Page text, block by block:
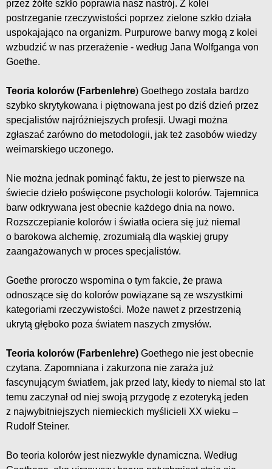
przez żółte szkło poprawia nasz nastrój. Z kolei
postrzeganie rzeczywistości poprzez zielone szkło działa
uspokajająco na organizm. Purpurowe barwy mogą z kolei
wzbudzić w nas przerażenie - według Jana Wolfganga von
Goethe.
Teoria kolorów (Farbenlehre) Goethego została bardzo
szybko skrytykowana i piętnowana jest po dziś dzień przez
specjalistów najróżniejszych profesji. Uwagi można
zgłaszać zarówno do metodologii, jak też zasobów wiedzy
weimarskiego uczonego.
Nie można jednak pominąć faktu, że jest to pierwsze na
świecie dzieło poświęcone psychologii kolorów. Tajemnica
barw odkrywana jest obecnie każdego dnia na nowo.
Rozszczepianie kolorów i światła ociera się już niemal
o barokowa alchemię, zrozumiałą dla wąskiej grupy
zaangażowanych w proces specjalistów.
Goethe proroczo wspomina o tym fakcie, że prawa
odnoszące się do kolorów powiązane są ze wszystkimi
kategoriami rzeczywistości. Może nawet z przestrzenią
ukrytą głęboko poza światem naszych zmysłów.
Teoria kolorów (Farbenlehre) Goethego nie jest obecnie
czytana. Zapomniana i zakurzona nie zaraża już
fascynującym światłem, jak przed laty, kiedy to niemal sto lat
temu zaczynał od niej swoją przygodę z ezoteryką jeden
z najwybitniejszych niemieckich myślicieli XX wieku –
Rudolf Steiner.
Bo teoria kolorów jest niezwykle dynamiczna. Według